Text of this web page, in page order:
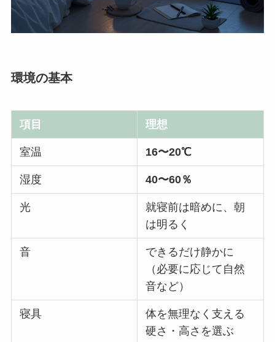
環境の基本
項目 理想
室温 16〜20℃
湿度 40〜60％
光
就寝前は暗めに、朝
は明るく
音
できるだけ静かに
（必要に応じて自然
音など）
寝具
体を無理なく支える
硬さ・高さを選ぶ